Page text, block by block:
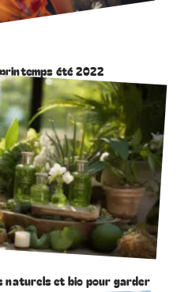
printemps été 2022
naturels et bio pour garder